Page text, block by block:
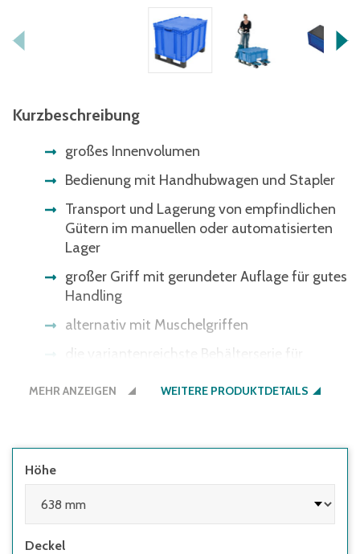
Kurzbeschreibung
großes Innenvolumen
Bedienung mit Handhubwagen und Stapler
Transport und Lagerung von empfindlichen
Gütern im manuellen oder automatisierten
Lager
großer Griff mit gerundeter Auflage für gutes
Handling
alternativ mit Muschelgriffen
die variantenreichste Behälterserie für
Produktion und beim Transport
Behälterfarbe an.
MEHR ANZEIGEN WEITERE PRODUKTDETAILS
Höhe
Deckel